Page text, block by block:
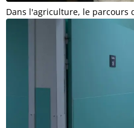
Dans l'agriculture, le parcours